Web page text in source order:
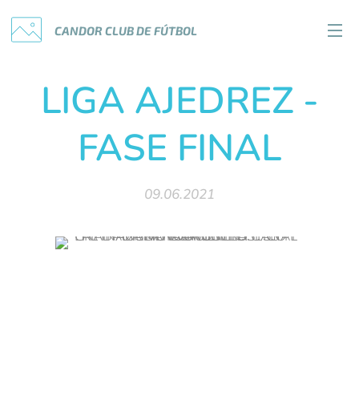
CANDOR CLUBDEFÚTBOL
LIGA AJEDREZ -
FASE FINAL
09.06.2021